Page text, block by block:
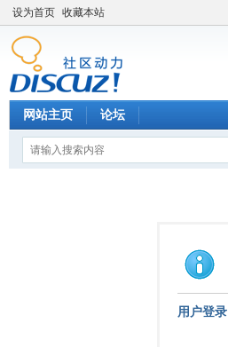
设为首页 收藏本站
网站主页 论坛
用户登录